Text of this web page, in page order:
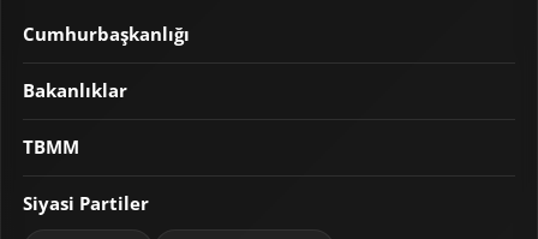
Cumhurbaşkanlığı
Bakanlıklar
TBMM
Siyasi Partiler